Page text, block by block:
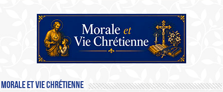
Morale et Vie Chrétienne